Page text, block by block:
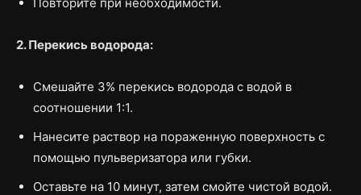
2. Перекись водорода:
Смешайте 3% перекись водорода с водой в
соотношении 1:1.
Нанесите раствор на пораженную поверхность с
помощью пульверизатора или губки.
Оставьте на 10 минут, затем смойте чистой водой.